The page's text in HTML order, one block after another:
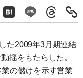
た2009年3月期連結
揺をもたらした。
の儲けを示す営業